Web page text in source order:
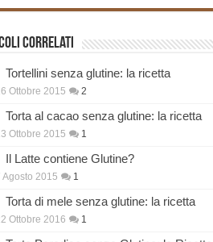
correlati
Tortellini senza glutine: la ricetta
Ottobre 2015 2
Torta al cacao senza glutine: la ricetta
Ottobre 2015 1
Il Latte contiene Glutine?
Agosto 2015 1
Torta di mele senza glutine: la ricetta
Ottobre 2016 1